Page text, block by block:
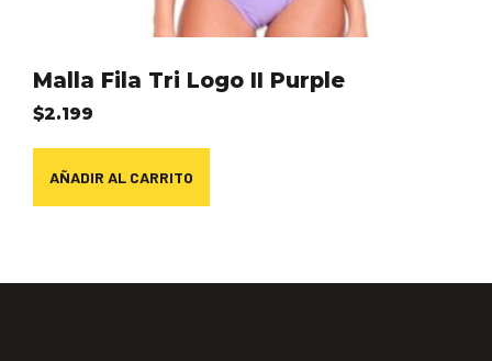
Malla Fila Tri Logo II Purple
$2.199
AÑADIR AL CARRITO